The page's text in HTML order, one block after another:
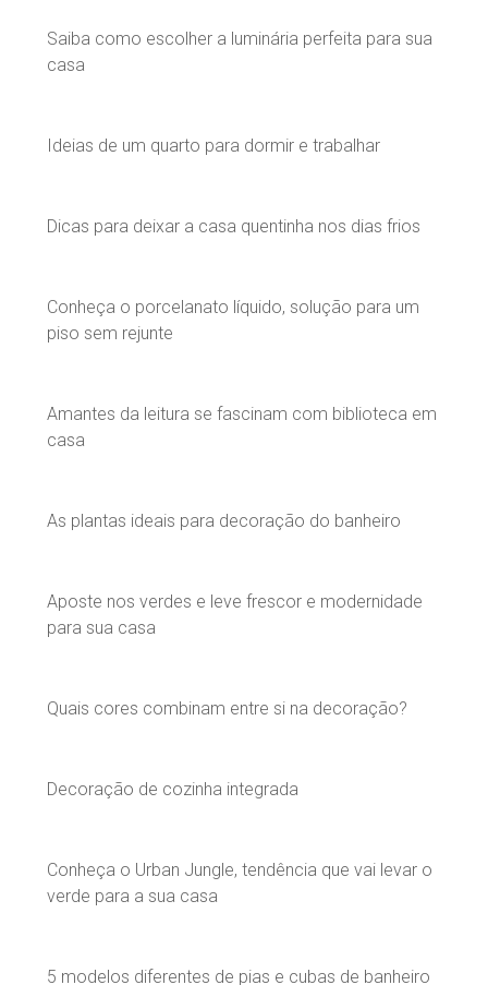
Saiba como escolher a luminária perfeita para sua
casa
Ideias de um quarto para dormir e trabalhar
Dicas para deixar a casa quentinha nos dias frios
Conheça o porcelanato líquido, solução para um
piso sem rejunte
Amantes da leitura se fascinam com biblioteca em
casa
As plantas ideais para decoração do banheiro
Aposte nos verdes e leve frescor e modernidade
para sua casa
Quais cores combinam entre si na decoração?
Decoração de cozinha integrada
Conheça o Urban Jungle, tendência que vai levar o
verde para a sua casa
5 modelos diferentes de pias e cubas de banheiro